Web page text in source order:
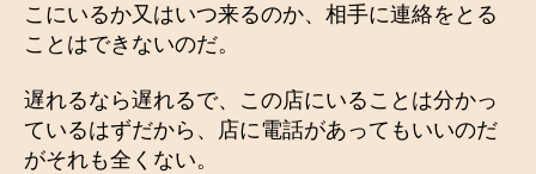
こにいるか又はいつ来るのか、相手に連絡をとる
ことはできないのだ。
遅れるなら遅れるで、この店にいることは分かっ
ているはずだから、店に電話があってもいいのだ
がそれも全くない。